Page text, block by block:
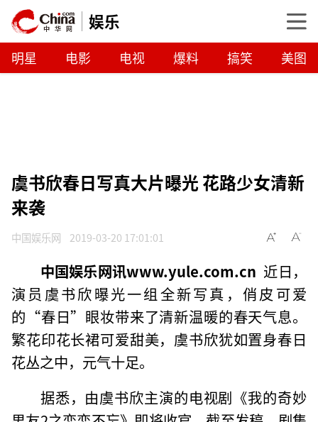
娱乐
明星 电影 电视 爆料 搞笑 美图
虞书欣春日写真大片曝光 花路少女清新
来袭
中国娱乐网 2019-03-20 17:01:01
中国娱乐网讯www.yule.com.cn 近日，
演员虞书欣曝光一组全新写真，俏皮可爱
的“春日”眼妆带来了清新温暖的春天气息。
繁花印花长裙可爱甜美，虞书欣犹如置身春日
花丛之中，元气十足。
据悉，由虞书欣主演的电视剧《我的奇妙